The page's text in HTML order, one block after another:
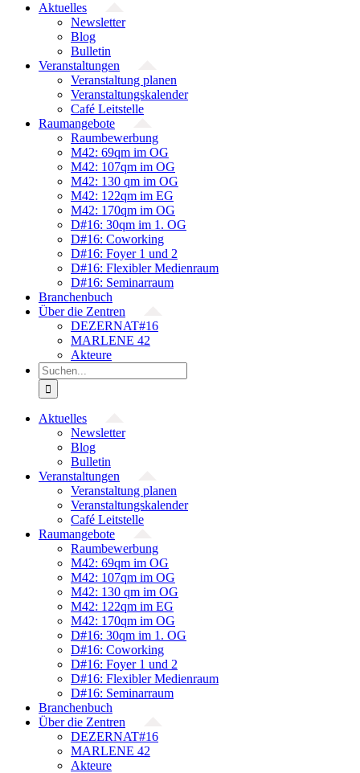
Aktuelles
Newsletter
Blog
Bulletin
Veranstaltungen
Veranstaltung planen
Veranstaltungskalender
Café Leitstelle
Raumangebote
Raumbewerbung
M42: 69qm im OG
M42: 107qm im OG
M42: 130 qm im OG
M42: 122qm im EG
M42: 170qm im OG
D#16: 30qm im 1. OG
D#16: Coworking
D#16: Foyer 1 und 2
D#16: Flexibler Medienraum
D#16: Seminarraum
Branchenbuch
Über die Zentren
DEZERNAT#16
MARLENE 42
Akteure
Suche
nach:
Aktuelles
Newsletter
Blog
Bulletin
Veranstaltungen
Veranstaltung planen
Veranstaltungskalender
Café Leitstelle
Raumangebote
Raumbewerbung
M42: 69qm im OG
M42: 107qm im OG
M42: 130 qm im OG
M42: 122qm im EG
M42: 170qm im OG
D#16: 30qm im 1. OG
D#16: Coworking
D#16: Foyer 1 und 2
D#16: Flexibler Medienraum
D#16: Seminarraum
Branchenbuch
Über die Zentren
DEZERNAT#16
MARLENE 42
Akteure